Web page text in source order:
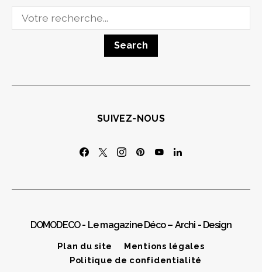
for:
SUIVEZ-NOUS
DOMODECO - Le magazine Déco – Archi - Design
Plan du site
Mentions légales
Politique de confidentialité